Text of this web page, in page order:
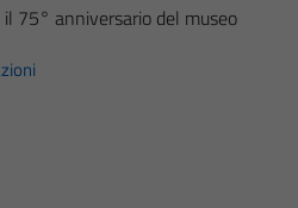
75° anniversario del museo